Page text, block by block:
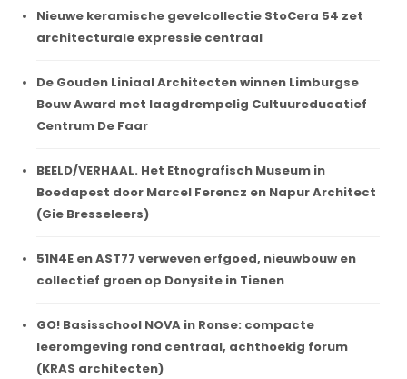
Nieuwe keramische gevelcollectie StoCera 54 zet
architecturale expressie centraal
De Gouden Liniaal Architecten winnen Limburgse
Bouw Award met laagdrempelig Cultuureducatief
Centrum De Faar
BEELD/VERHAAL. Het Etnografisch Museum in
Boedapest door Marcel Ferencz en Napur Architect
(Gie Bresseleers)
51N4E en AST77 verweven erfgoed, nieuwbouw en
collectief groen op Donysite in Tienen
GO! Basisschool NOVA in Ronse: compacte
leeromgeving rond centraal, achthoekig forum
(KRAS architecten)